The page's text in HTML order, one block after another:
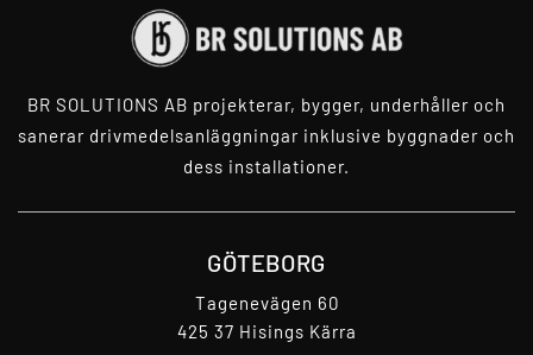
BR SOLUTIONS AB projekterar, bygger, underhåller och
sanerar drivmedelsanläggningar inklusive byggnader och
dess installationer.
GÖTEBORG
Tagenevägen 60
425 37 Hisings Kärra